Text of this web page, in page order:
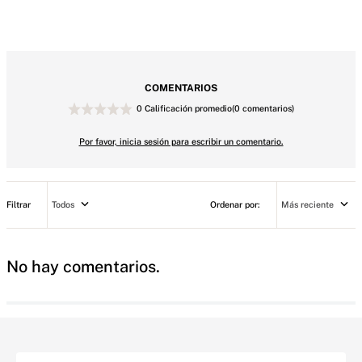
COMENTARIOS
0 Calificación promedio(0 comentarios)
Por favor, inicia sesión para escribir un comentario.
Más reciente
Todos
No hay comentarios.